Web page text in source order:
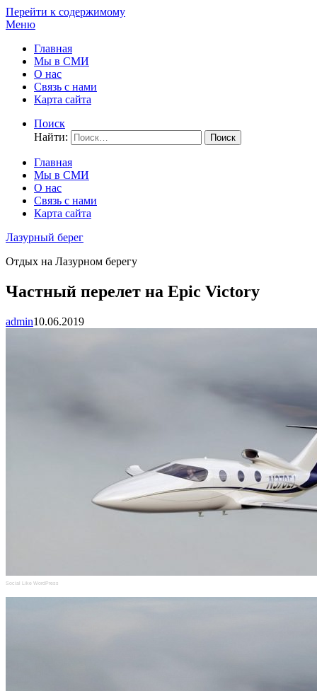
Перейти к содержимому
Меню
Главная
Мы в СМИ
О нас
Связь с нами
Карта сайта
Поиск
Найти:
Главная
Мы в СМИ
О нас
Связь с нами
Карта сайта
Лазурный берег
Отдых на Лазурном берегу
Частный перелет на Epic Victory
admin10.06.2019
Social Like WordPress